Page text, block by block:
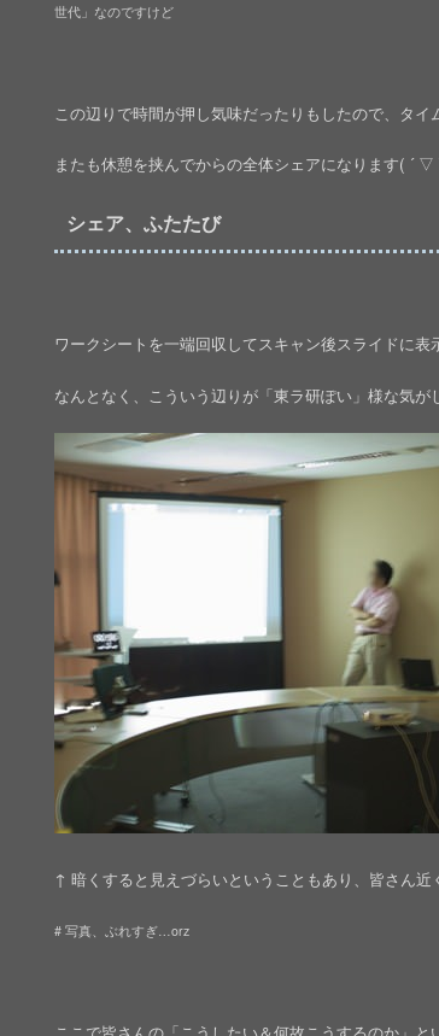
世代」なのですけど
この辺りで時間が押し気味だったりもしたので、タ
またも休憩を挟んでからの全体シェアになります( ´ ▽
シェア、ふたたび
ワークシートを一端回収してスキャン後スライドに表
なんとなく、こういう辺りが「東ラ研ぽい」様な気が
↑ 暗くすると見えづらいということもあり、皆さん
# 写真、ぶれすぎ…orz